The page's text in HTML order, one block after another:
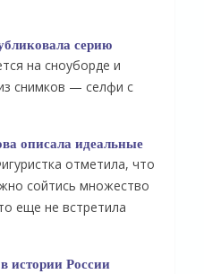
серию
на сноуборде и
снимков — селфи с
описала идеальные
отметила, что
сойтись множество
еще не встретила
истории России